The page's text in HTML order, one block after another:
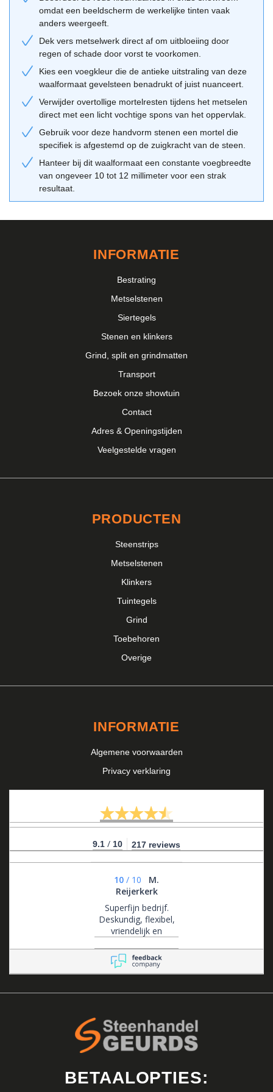
boerderijen of herenhuizen. Ook in de moderne woningbouw
wordt deze steen steeds vaker toegepast om een contrast te
vormen met strakke elementen zoals glas en staal. De warme rode
kleur geeft een gebouw direct een vertrouwde en solide uitstraling
die nooit uit de mode raakt.
Combinatietips van de Geba 350
Voor een traditioneel resultaat combineer je deze steen met een
lichtgrijze of beige voegmortel, waardoor de rode kleur extra naar
voren komt. Wil je een meer massief effect, kies dan voor een
voegkleur die dicht bij de steenkleur ligt. Deze handvorm
baksteen laat zich uitstekend combineren met houten kozijnen en
natuurstenen dorpels. Gebruik onzeadviestool voor meer
inspiratie en vergeet niet de stenen uit verschillende pallets te
beperkt budget kun je ook kijken bij onzerestpartijen
omdat een beeldscherm de werkelijke tinten vaak
anders weergeeft.
Dek vers metselwerk direct af om uitbloeiing door
regen of schade door vorst te voorkomen.
Kies een voegkleur die de antieke uitstraling van deze
waalformaat gevelsteen benadrukt of juist nuanceert.
Verwijder overtollige mortelresten tijdens het metselen
direct met een licht vochtige spons van het oppervlak.
Gebruik voor deze handvorm stenen een mortel die
specifiek is afgestemd op de zuigkracht van de steen.
Hanteer bij dit waalformaat een constante voegbreedte
van ongeveer 10 tot 12 millimeter voor een strak
resultaat.
INFORMATIE
Bestrating
Metselstenen
Siertegels
Stenen en klinkers
Grind, split en grindmatten
Transport
Bezoek onze showtuin
Contact
Adres & Openingstijden
Veelgestelde vragen
PRODUCTEN
Steenstrips
Metselstenen
Klinkers
Tuintegels
Grind
Toebehoren
Overige
INFORMATIE
Algemene voorwaarden
Privacy verklaring
9.1 / 10 217 reviews
10 / 10
M.
Reijerkerk
Superfijn bedrijf.
Deskundig, flexibel,
vriendelijk en
BETAALOPTIES: